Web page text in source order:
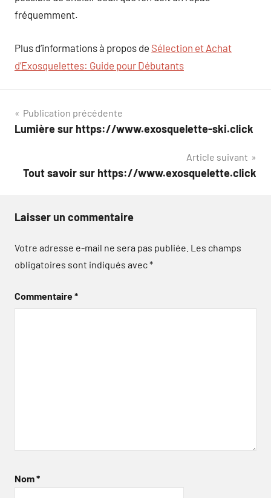
fréquemment.
Plus d’informations à propos de Sélection et Achat
d’Exosquelettes: Guide pour Débutants
Navigation
de
Publication précédente
Lumière sur https://www.exosquelette-ski.click
Article suivant
Tout savoir sur https://www.exosquelette.click
Laisser un commentaire
Votre adresse e-mail ne sera pas publiée. Les champs
obligatoires sont indiqués avec*
Commentaire*
Nom*